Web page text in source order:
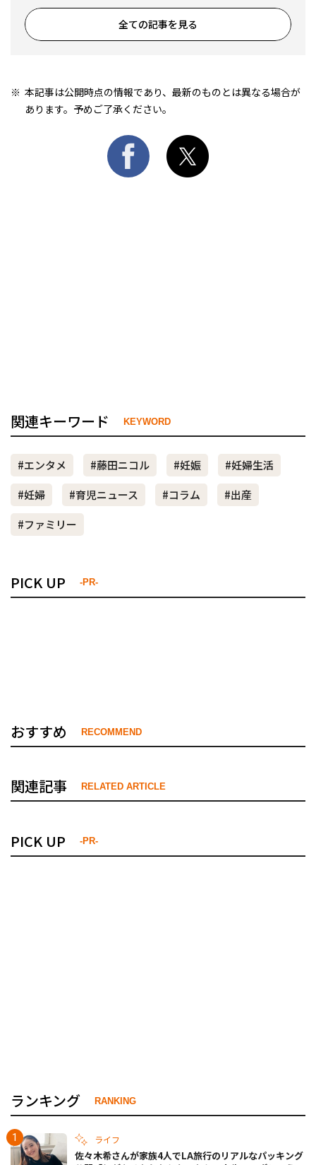
全ての記事を見る
本記事は公開時点の情報であり、最新のものとは異なる場合が
あります。予めご了承ください。
関連キーワード KEYWORD
#エンタメ #藤田ニコル #妊娠
#妊婦生活
#妊婦
#育児ニュース #コラム
#出産
#ファミリー
PICK UP -PR-
おすすめ RECOMMEND
関連記事 RELATED ARTICLE
PICK UP -PR-
ランキング RANKING
ライフ
佐々木希さんが家族4人でLA旅行のリアルなパッキング